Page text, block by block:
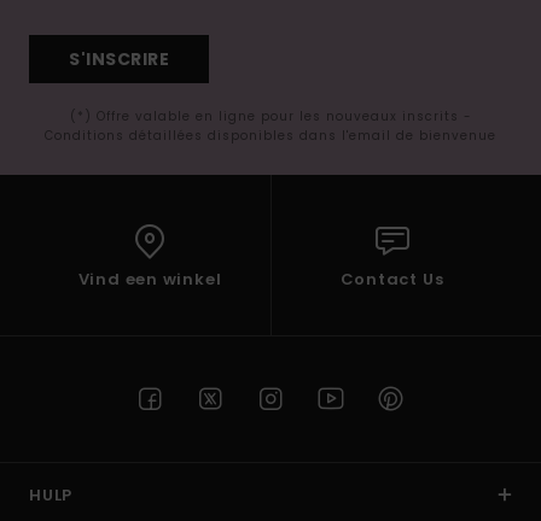
S'INSCRIRE
(*) Offre valable en ligne pour les nouveaux inscrits -
Conditions détaillées disponibles dans l'email de bienvenue
Vind een winkel Contact Us
HULP